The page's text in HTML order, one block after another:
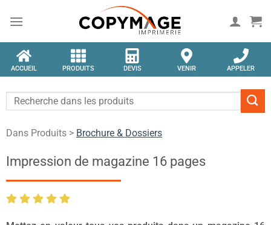
ACCUEIL PRODUITS DEVIS VENIR APPELER
Dans Produits > Brochure & Dossiers
Impression de magazine 16 pages